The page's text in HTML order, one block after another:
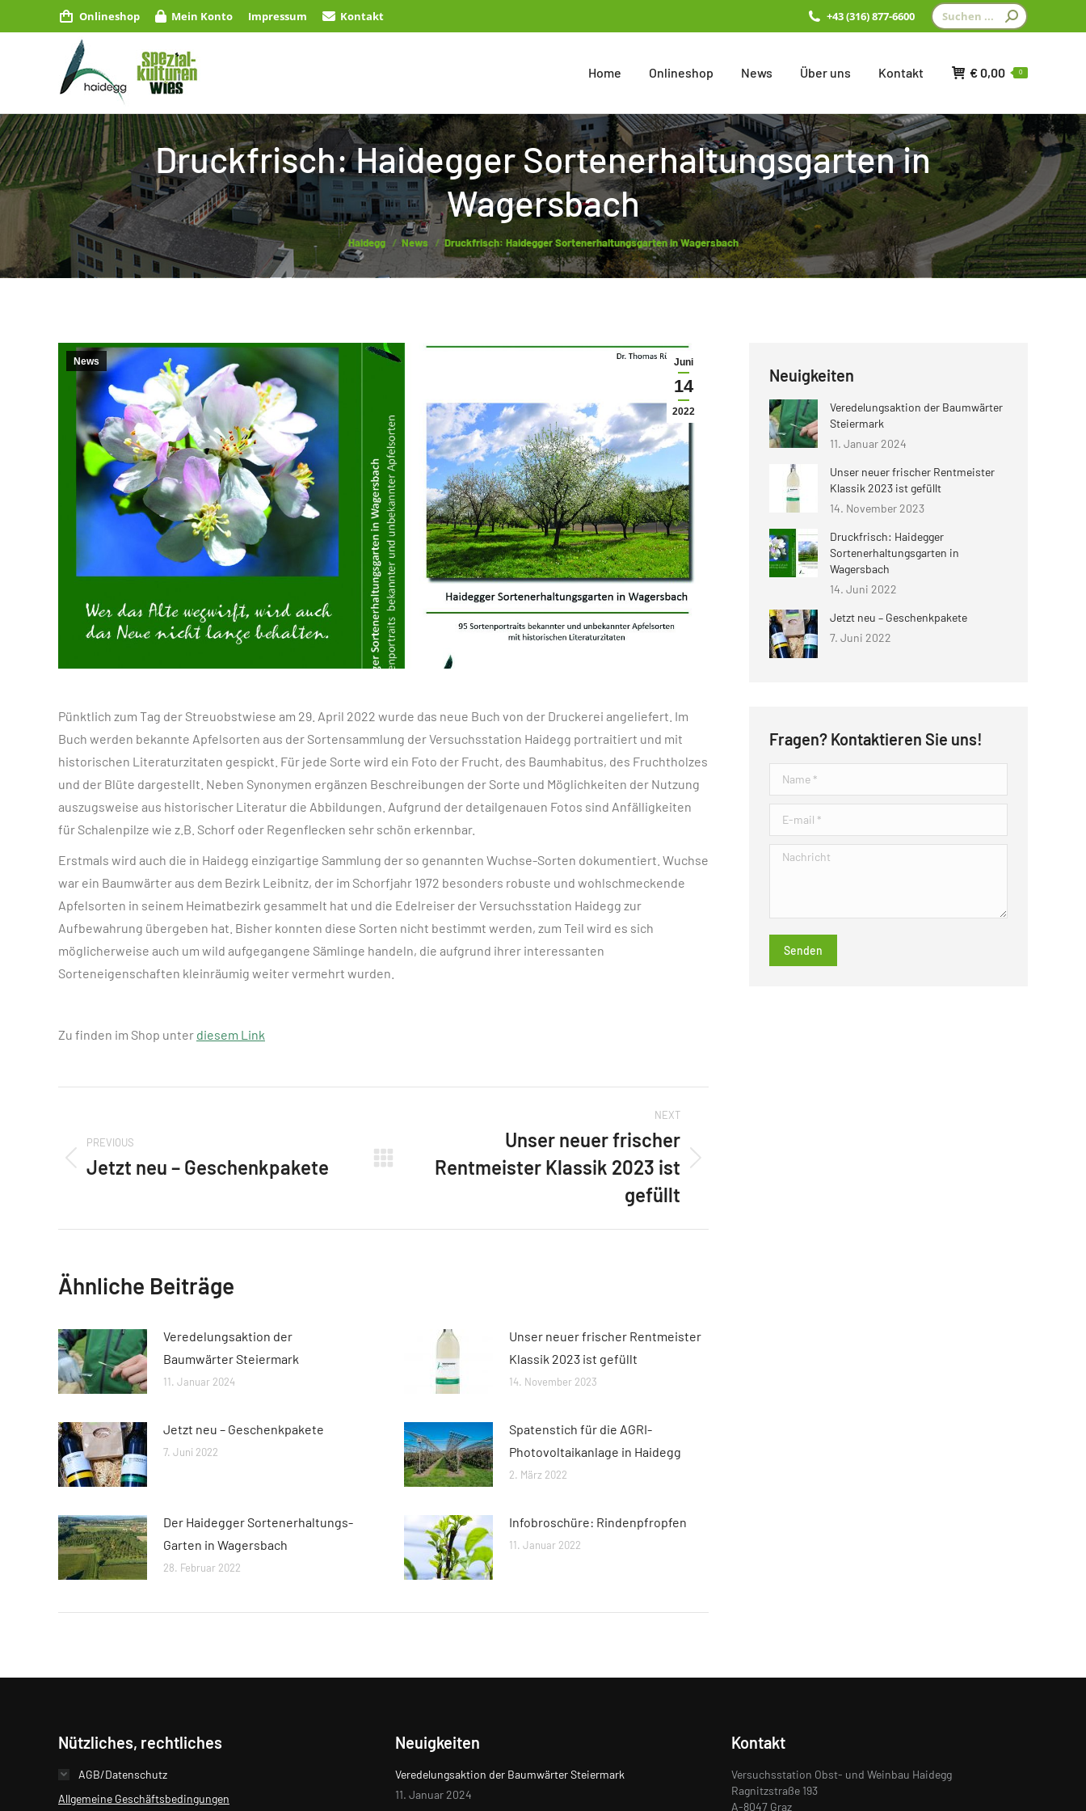
Onlineshop Mein Konto Impressum Kontakt +43 (316) 877-6600 Search:
Home Onlineshop News Über uns Kontakt €0,00 0
Druckfrisch: Haidegger Sortenerhaltungsgarten in
Wagersbach
You are here:
Haidegg News Druckfrisch: Haidegger Sortenerhaltungsgarten in Wagersbach
Juni
14
2022
News
Pünktlich zum Tag der Streuobstwiese am 29. April 2022 wurde das neue Buch von der Druckerei angeliefert. Im
Buch werden bekannte Apfelsorten aus der Sortensammlung der Versuchsstation Haidegg portraitiert und mit
historischen Literaturzitaten gespickt. Für jede Sorte wird ein Foto der Frucht, des Baumhabitus, des Fruchtholzes
und der Blüte dargestellt. Neben Synonymen ergänzen Beschreibungen der Sorte und Möglichkeiten der Nutzung
auszugsweise aus historischer Literatur die Abbildungen. Aufgrund der detailgenauen Fotos sind Anfälligkeiten
für Schalenpilze wie z.B. Schorf oder Regenflecken sehr schön erkennbar.
Erstmals wird auch die in Haidegg einzigartige Sammlung der so genannten Wuchse-Sorten dokumentiert. Wuchse
war ein Baumwärter aus dem Bezirk Leibnitz, der im Schorfjahr 1972 besonders robuste und wohlschmeckende
Apfelsorten in seinem Heimatbezirk gesammelt hat und die Edelreiser der Versuchsstation Haidegg zur
Aufbewahrung übergeben hat. Bisher konnten diese Sorten nicht bestimmt werden, zum Teil wird es sich
möglicherweise auch um wild aufgegangene Sämlinge handeln, die aufgrund ihrer interessanten
Sorteneigenschaften kleinräumig weiter vermehrt wurden.
Zu finden im Shop unter diesem Link
navigation
PREVIOUS
Previous
Jetzt neu – Geschenkpakete
NEXT
Next
Unser neuer frischer
Rentmeister Klassik 2023 ist
gefüllt
Ähnliche Beiträge
Veredelungsaktion der
Baumwärter Steiermark
11. Januar 2024
Unser neuer frischer Rentmeister
Klassik 2023 ist gefüllt
14. November 2023
Jetzt neu – Geschenkpakete
7. Juni 2022
Spatenstich für die AGRI-
Photovoltaikanlage in Haidegg
2. März 2022
Der Haidegger Sortenerhaltungs-
Garten in Wagersbach
28. Februar 2022
Infobroschüre: Rindenpfropfen
11. Januar 2022
Neuigkeiten
Veredelungsaktion der Baumwärter
Steiermark
11. Januar 2024
Unser neuer frischer Rentmeister
Klassik 2023 ist gefüllt
14. November 2023
Druckfrisch: Haidegger
Sortenerhaltungsgarten in
Wagersbach
14. Juni 2022
Jetzt neu – Geschenkpakete
7. Juni 2022
Fragen? Kontaktieren Sie uns!
Nachricht
Senden
Nützliches, rechtliches
AGB/Datenschutz
Allgemeine Geschäftsbedingungen
Neuigkeiten
Veredelungsaktion der Baumwärter Steiermark
11. Januar 2024
Kontakt
Versuchsstation Obst- und Weinbau Haidegg
Ragnitzstraße 193
A-8047 Graz